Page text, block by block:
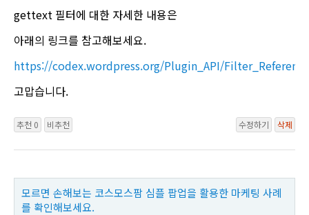
gettext 필터에 대한 자세한 내용은
아래의 링크를 참고해보세요.
https://codex.wordpress.org/Plugin_API/
고맙습니다.
추천 0 비추천 수정하기 삭제
모르면 손해보는 코스모스팜 심플 팝업을 활용한 마케팅 사례
를 확인해보세요.